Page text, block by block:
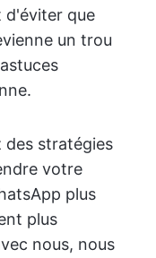
d'éviter que
un trou
des stratégies
votre
plus
plus
nous, nous